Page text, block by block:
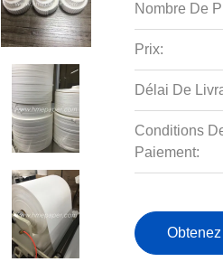
Nombre De
Prix:
Délai De
Conditions
Paiement: